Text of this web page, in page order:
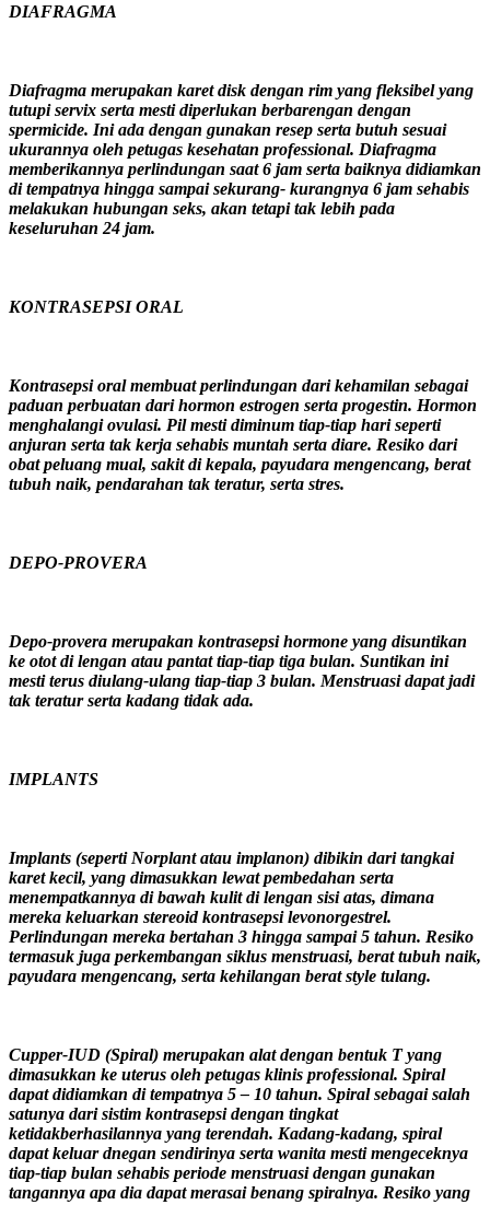
DIAFRAGMA
Diafragma merupakan karet disk dengan rim yang fleksibel yang
tutupi servix serta mesti diperlukan berbarengan dengan
spermicide. Ini ada dengan gunakan resep serta butuh sesuai
ukurannya oleh petugas kesehatan professional. Diafragma
memberikannya perlindungan saat 6 jam serta baiknya didiamkan
di tempatnya hingga sampai sekurang- kurangnya 6 jam sehabis
melakukan hubungan seks, akan tetapi tak lebih pada
keseluruhan 24 jam.
KONTRASEPSI ORAL
Kontrasepsi oral membuat perlindungan dari kehamilan sebagai
paduan perbuatan dari hormon estrogen serta progestin. Hormon
menghalangi ovulasi. Pil mesti diminum tiap-tiap hari seperti
anjuran serta tak kerja sehabis muntah serta diare. Resiko dari
obat peluang mual, sakit di kepala, payudara mengencang, berat
tubuh naik, pendarahan tak teratur, serta stres.
DEPO-PROVERA
Depo-provera merupakan kontrasepsi hormone yang disuntikan
ke otot di lengan atau pantat tiap-tiap tiga bulan. Suntikan ini
mesti terus diulang-ulang tiap-tiap 3 bulan. Menstruasi dapat jadi
tak teratur serta kadang tidak ada.
IMPLANTS
Implants (seperti Norplant atau implanon) dibikin dari tangkai
karet kecil, yang dimasukkan lewat pembedahan serta
menempatkannya di bawah kulit di lengan sisi atas, dimana
mereka keluarkan stereoid kontrasepsi levonorgestrel.
Perlindungan mereka bertahan 3 hingga sampai 5 tahun. Resiko
termasuk juga perkembangan siklus menstruasi, berat tubuh naik,
payudara mengencang, serta kehilangan berat style tulang.
Cupper-IUD (Spiral) merupakan alat dengan bentuk T yang
dimasukkan ke uterus oleh petugas klinis professional. Spiral
dapat didiamkan di tempatnya 5 – 10 tahun. Spiral sebagai salah
satunya dari sistim kontrasepsi dengan tingkat
ketidakberhasilannya yang terendah. Kadang-kadang, spiral
dapat keluar dnegan sendirinya serta wanita mesti mengeceknya
tiap-tiap bulan sehabis periode menstruasi dengan gunakan
tangannya apa dia dapat merasai benang spiralnya. Resiko yang